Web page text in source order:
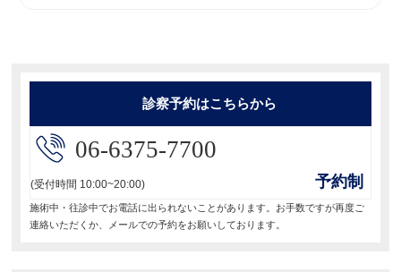
診察予約はこちらから
06-6375-7700
(受付時間 10:00~20:00) 予約制
施術中・往診中でお電話に出られないことがあります。お手数ですが再度ご
連絡いただくか、メールでの予約をお願いしております。